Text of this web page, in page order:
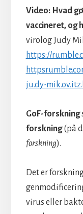
Video: Hvad
vaccineret, og
virolog Judy
https://
ju.dy-
GoF-forskning
forskning(på
forskning).
Det er
virus eller